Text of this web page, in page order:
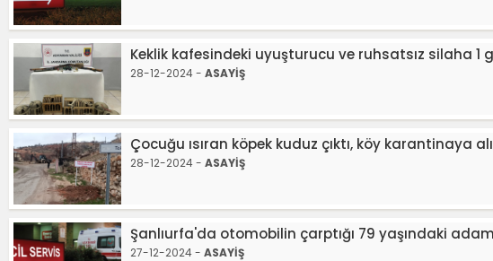
Keklik kafesindeki uyuşturucu ve ruhsatsız silaha 1
28-12-2024 - ASAYİŞ
Çocuğu ısıran köpek kuduz çıktı, köy karantinaya
28-12-2024 - ASAYİŞ
Şanlıurfa'da otomobilin çarptığı 79 yaşındaki
27-12-2024 - ASAYİŞ